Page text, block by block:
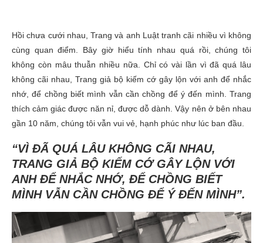
Hồi chưa cưới nhau, Trang và anh Luật tranh cãi nhiều vì không
cùng quan điểm. Bây giờ hiểu tính nhau quá rồi, chúng tôi
không còn mâu thuẫn nhiều nữa. Chỉ có vài lần vì đã quá lâu
không cãi nhau, Trang giả bộ kiếm cớ gây lộn với anh để nhắc
nhớ, để chồng biết mình vẫn cần chồng để ý đến mình. Trang
thích cảm giác được năn nỉ, được dỗ dành. Vậy nên ở bên nhau
gần 10 năm, chúng tôi vẫn vui vẻ, hạnh phúc như lúc ban đầu.
“VÌ ĐÃ QUÁ LÂU KHÔNG CÃI NHAU,
TRANG GIẢ BỘ KIẾM CỚ GÂY LỘN VỚI
ANH ĐỂ NHẮC NHỚ, ĐỂ CHỒNG BIẾT
MÌNH VẪN CẦN CHỒNG ĐỂ Ý ĐẾN MÌNH”.